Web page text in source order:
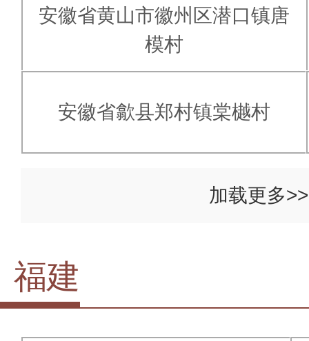
安徽省黄山市徽州区潜口镇唐
模村
安徽省歙县郑村镇棠樾村
加载更多>>
福建